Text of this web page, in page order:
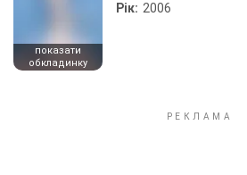
показати
обкладинку
Рік: 2006